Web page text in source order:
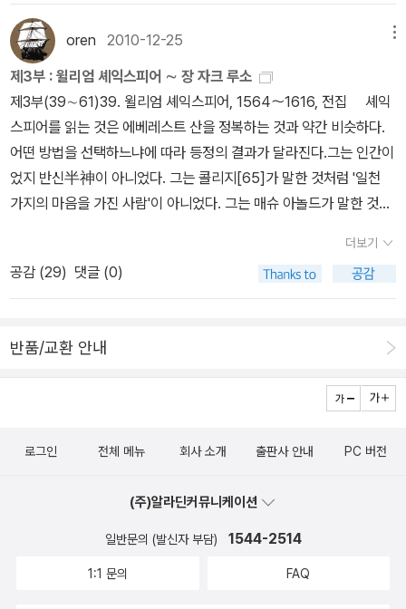
해서도 책으로 출판했다. 갈릴레오가 점점 더 지동설을 주장하기 시
작하자 로마 교황청의 입장을 옹호하는 여러 성직자들은 강력하게 저
항했고, 갈릴레오는 직접 로마를 방문하게 된다. 교황청으로부터 지
동설을 승인받기 위해서였다. 그러나 1616년에 로마 교황청의 종교
재판소에서는 도리어 갈릴레오에게 코페르니쿠스의 지동설을 지지하
지 말라는 선고를 내린다. 판결문이 전달된 이후 교황을 알현하게
된 갈릴레오는 다행히 교황으로부터 신병을 보호해 주겠다는 약속을
받았다. 간신히 화를 면한 갈릴레오는 천문 관측을 통해서 코페르니
이 발견한 사실을 책으로 출판할 수도 없었고, 다른 사람들과 공식적
으로 논쟁할 수도 없었다. 그 후 세월이 흘러 1620년대가 되면서 로
마의 분위기가 호의적으로 바뀌었다고 판단한 갈릴레오는 『시금저
다. 그 책은 주로 천체들의 움직임, 고체와 유체의 회전 등을 다루고
한 풍자와 해학이 들어 있어서, 아주 재미있게 읽을 수 있는 책이었다.
에 다시 로마로 가서 교황을 알현하고 코페르니쿠스 이론에 대한 금
번에야 알게 되었지만 국내에서도 『시데레우스 눈치우스』라는 제목
르니쿠스의 지동설 이론을 프톨레마이오스의 천동설 이론과 비교하
는 방식으로 책을 써도 좋다고 친히 허락했다. 그러나 지구가 자전이
인슈타인의 숙제가 해결되는 역사적인 순간을 확인한 사람들은 아인
슈타인의 생각에 경탄했다. 그러나 중력파를 예언한 아인슈타인만 치
켜세울 수 없다. ‘중력파’를 알기 전에 ‘중력’을 먼저 이해하는 것은 당
연한 일이며 ‘중력’의 실체를 확인한 과학자들도 경탄의 대상이 되어
야 한다. 아인슈타인의 상대성 이론이 워낙 대단해서 그렇지 갈릴레
오 갈릴레이(낙하운동)와 아이작 뉴턴(만유인력과 세 가지 운동 법
칙)의 업적도 분명 위대한 발견이다. 아인슈타인은 이 두 명의 거인들
의 어깨 위에 올라서서 더 넓은 시야로 광활한 과학의 세계를 볼 수 있
력이란 무엇인가?》 (뉴턴코리아, 2013) 아리스토텔레스는 무거운
물체와 가벼운 물체를 동시에 떨어뜨리면 무거운 물체가 가벼운 것보
다 먼저 땅에 떨어진다고 주장했다. 문제는 아리스토텔레스의 견해는
주장이 무조건 옳다고 생각했고, 아리스토텔레스의 주장을 근거로
준비하지 않고도 아리스토텔레스의 견해를 뒤집었다. 아리스토텔레
게 만들어줬으나 실제로 진행되지 않았다. 갈릴레오는 기다란 판자를
거운 공이든 가벼운 공이든 같은 속도로 굴러 떨어진다는 것을 확인
천히 떨어진다고 생각했고, 무거운 물체와 가벼운 물체 모두 같은 속
그로스만의 <시간 밖으로>(책세상, 2016) 등이다. 안투네스는 포르
투갈 작가로 페르난두 페소아와 주제 사라마구에 이어서 우리가 이름
을 기억해야 할 작가로 보인다. 나탈리아 긴츠부르그는 <치즈와 구더
기>를 쓴 역사학자 카를로 긴즈부르그의 어머니이기도 하다(같은 성
이 '긴츠부르그'와 '긴즈부르그'로 달리 표기되어 모자가 분리된 형국
이다). 이스라엘 현대문학의 거장으로 꼽히는 다비드 그로스만은 '데
이비드 그로스먼'이란 이름으로 세계신화총서의 하나인 <사자의 꿀>
(문학동네, 2006)을 통해 소개된 적이 있다. 아무려나 내게는 모두
'초면'인 작가들이어서 마음을 조금은 들뜨게 한다. 예술 쪽으로는
먼저 <미학적 인간>(예담, 2009)의 저자 엘렌 디사나야케의 <예술
은 무엇을 위해 존재하는가>(연암서가, 2016). '시각예술뿐만 아니
실존의 생물학적 필연성으로 규정하며 인간 종의 근본적인 특징으로
조너선 로젠봄의 <에센셜 시네마>(이모션북스, 2016). 영화평론가
로서 그의 명성이 어디에 근거하고 있는지 몇 편은 읽어봐야겠다. 거
기에 사진책도 하나 얹자면, 필리프 홀스먼의 <하나, 둘, 셋 점프!>
라 불리는 필리프 홀스먼은 '라이프'지 표지사진을 가장 많이(101번)
수많은 예술가, 정치가, 과학자 들의 인물사진을 찍었다. 인물사진을
찍는 다른 사진가들이 자신들의 피사체가 앉아 있는 데 만족한 반면,
oren 2010-12-25
제3부 : 윌리엄 셰익스피어 ∼ 장 자크 루소
제3부(39∼61)39. 윌리엄 셰익스피어, 1564～1616, 전집 셰익
스피어를 읽는 것은 에베레스트 산을 정복하는 것과 약간 비슷하다.
어떤 방법을 선택하느냐에 따라 등정의 결과가 달라진다.그는 인간이
었지 반신半神이 아니었다. 그는 콜리지[65]가 말한 것처럼 '일천
가지의 마음을 가진 사람'이 아니었다. 그는 매슈 아놀드가 말한 것처
오류의 인간도 아니었다. 인류가 낳은 많은 천재들 중 하나였다. 그는
극단에 소속된 장인이었고, 바쁜 배우였으며, 영리하여 점점 번영을
구가한 사업가였다. 천재도 평범한 삶을 살 수 있고, 셰익스피어가 그
이다. 사람이 평균적으로 70세를 산다고 보고 그 중에서 반년 정도의
시간을 투입하여 전집을 읽는 다면 충분한 보상이 돌아올 것이다. 하
지만 우리들 중에 그렇게 하기 위해 필요한 호기심을 가지고 있는 사
의 드라마 37편 중에서 다음 12편을 필독서로 권한다. 한꺼번에 다
좋다. 『베니스의 상인』, 『로미오와 줄리엣』, 『헨리 4세』1부와 2부,
『햄릿』, 『트로일로스와 크레시다』, 『되에는 되로』, 『리어왕』, 『맥베
년 발간, 금병매『금병매』가 오로지 에로틱한 소설로 그쳤더라면 그처
더보기
공감 (29) 댓글 (0)
반품/교환 안내
로그인 전체 메뉴 회사 소개 출판사 안내 PC 버전
(주)알라딘커뮤니케이션
일반문의 (발신자 부담) 1544-2514
1:1 문의 FAQ